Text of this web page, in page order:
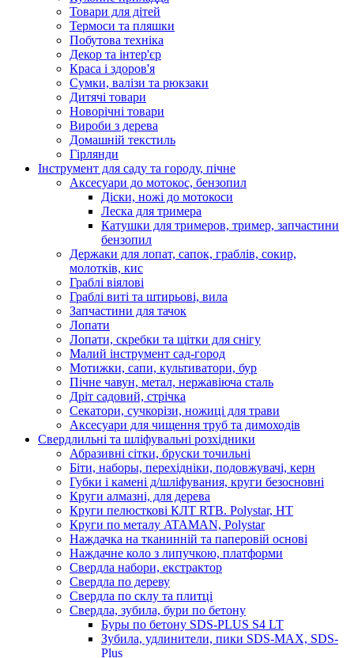
Товари для дітей
Термоси та пляшки
Побутова техніка
Декор та інтер'єр
Краса і здоров'я
Сумки, валізи та рюкзаки
Дитячі товари
Новорічні товари
Вироби з дерева
Домашній текстиль
Гірлянди
Інструмент для саду та городу, пічне
Аксесуари до мотокос, бензопил
Діски, ножі до мотокоси
Леска для тримера
Катушки для тримеров, тример, запчастини
бензопил
Держаки для лопат, сапок, граблів, сокир,
молотків, кис
Граблі віялові
Граблі виті та штирьові, вила
Запчастини для тачок
Лопати
Лопати, скребки та щітки для снігу
Малий інструмент сад-город
Мотижки, сапи, культиватори, бур
Пічне чавун, метал, нержавіюча сталь
Дріт садовий, стрічка
Секатори, сучкорізи, ножиці для трави
Аксесуари для чищення труб та димоходів
Свердлильні та шліфувальні розхідники
Абразивні сітки, бруски точильні
Біти, наборы, перехідніки, подовжувачі, керн
Губки і камені д/шліфувания, круги безосновні
Круги алмазні, для дерева
Круги пелюсткові КЛТ RTB. Polystar, НТ
Круги по металу ATAMAN, Polystar
Наждачка на тканинній та паперовій основі
Наждачне коло з липучкою, платформи
Свердла набори, екстрактор
Свердла по дереву
Свердла по склу та плитці
Свердла, зубила, бури по бетону
Буры по бетону SDS-PLUS S4 LT
Зубила, удлинители, пики SDS-МАХ, SDS-
Plus